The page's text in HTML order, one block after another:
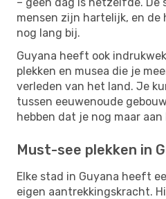
mensen zijn hartelijk, en
nog lang bij.
Guyana heeft ook
plekken en musea die je
verleden van het land. Je
tussen eeuwenoude
hebben dat je nog maar
Must-see plekken in
Elke stad in Guyana heeft
eigen aantrekkingskracht.